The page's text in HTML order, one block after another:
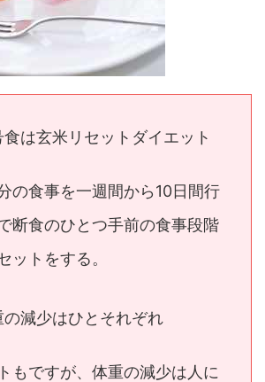
食は玄米リセットダイエット
の食事を一週間から10日間行
断食のひとつ手前の食事段階
ットをする。
の減少はひとそれぞれ
もですが、体重の減少は人に